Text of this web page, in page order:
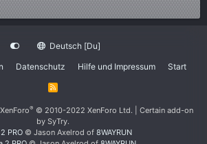
Deutsch [Du]
Datenschutz Hilfe und Impressum Start
R
® © 2010-2022 XenForo Ltd.
Certain add-on
by SyTry.
PRO © Jason Axelrod of 8WAYRUN